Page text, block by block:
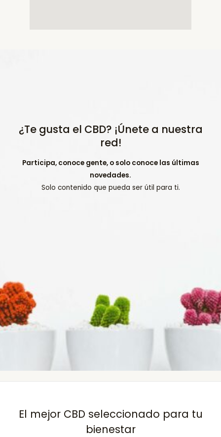
¿Te gusta el CBD? ¡Únete a nuestra
red!
Participa, conoce gente, o solo conoce las últimas
novedades.
Solo contenido que pueda ser útil para ti.
El mejor CBD seleccionado para tu
bienestar